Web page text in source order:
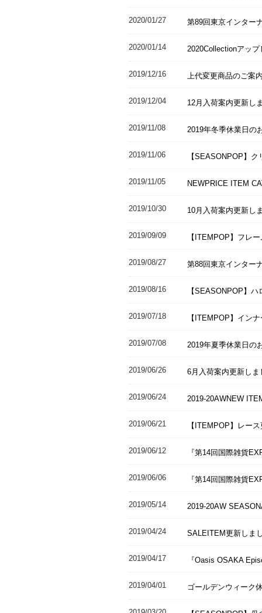
2020/01/27 第89回東京インター
2020/01/14 2020Collectionアップ
2019/12/16 上代変更商品のご案
2019/12/04 12月入荷案内更新し
2019/11/08 2019年冬季休業日の
2019/11/06 【SEASONPOP】
2019/11/05 NEWPRICE ITEM
2019/10/30 10月入荷案内更新し
2019/09/09 【ITEMPOP】フレ
2019/08/27 第88回東京インター
2019/08/16 【SEASONPOP】
2019/07/18 【ITEMPOP】イン
2019/07/08 2019年夏季休業日の
2019/06/26 6月入荷案内更新しま
2019/06/24 2019-20AWNEW
2019/06/21 【ITEMPOP】レー
2019/06/12 『第14回国際雑貨
2019/06/06 『第14回国際雑貨
2019/05/14 2019-20AW
2019/04/24 SALEITEM更新しま
2019/04/17 『Oasis OSAKA
2019/04/01 ゴールデンウィーク